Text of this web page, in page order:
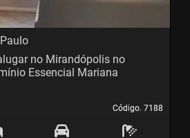
Código. 7188
Código. 7188
no Mirandópolis no
Essencial Mariana